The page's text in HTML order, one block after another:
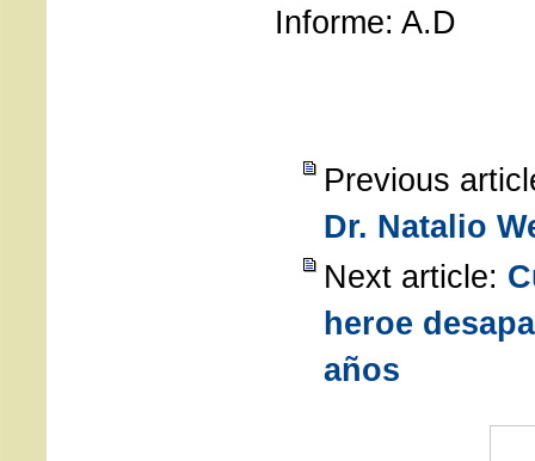
Informe: A.D
Previous
Dr. Natalio
Next article:
heroe
años